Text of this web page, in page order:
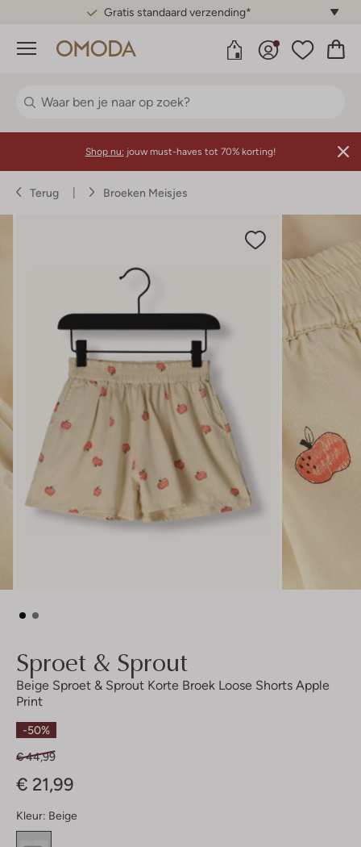
Gratis standaard verzending*
Menu
Shop nu: jouw must-haves tot 70% korting!
Terug Broeken Meisjes
Sproet & Sprout
Beige Sproet & Sprout Korte Broek Loose Shorts Apple
Print
-50%
€ 44,99
€ 21,99
Kleur: Beige